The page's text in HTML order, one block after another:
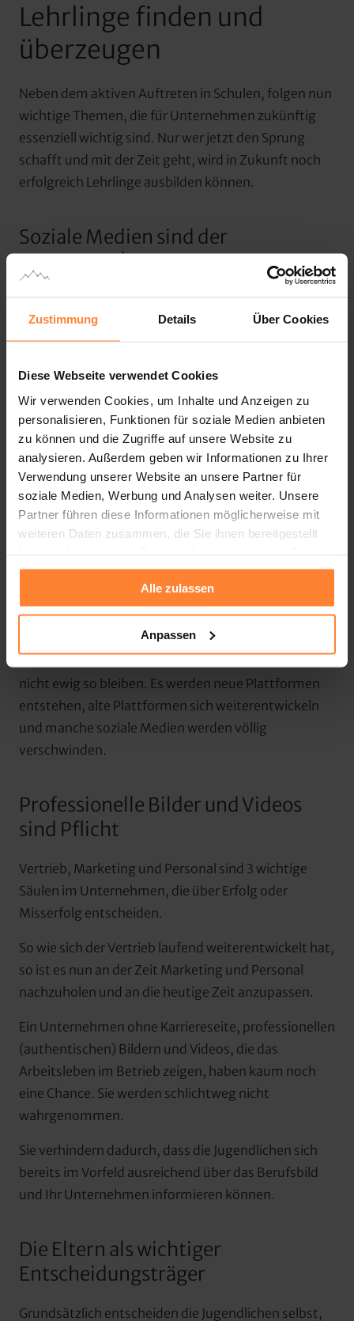
Zustimmung Details Über Cookies
Diese Webseite verwendet Cookies
Wir verwenden Cookies, um Inhalte und Anzeigen zu
personalisieren, Funktionen für soziale Medien anbieten
zu können und die Zugriffe auf unsere Website zu
analysieren. Außerdem geben wir Informationen zu Ihrer
Verwendung unserer Website an unsere Partner für
soziale Medien, Werbung und Analysen weiter. Unsere
Partner führen diese Informationen möglicherweise mit
weiteren Daten zusammen, die Sie ihnen bereitgestellt
gesammelt haben.
Alle zulassen
Anpassen
Lehrlinge finden und
überzeugen
Neben dem aktiven Auftreten in Schulen, folgen nun
wichtige Themen, die für Unternehmen zukünftig
essenziell wichtig sind. Nur wer jetzt den Sprung
schafft und mit der Zeit geht, wird in Zukunft noch
erfolgreich Lehrlinge ausbilden können.
Soziale Medien sind der
STANDARD!
je, denn man kann nun digital mit den Jugendlichen
in Kontakt treten. Diese sind gut darauf vorbereitet
Immer mehr Unternehmen erkennen das und
versuchen online Werbung zu schalten, dabei fällt
immer wieder auf, dass auf Facebook nach
Lehrlingen gesucht wird und im Anschluss wird
geklagt, dass das nichts bringt.
TikTok, Snapchat, Youtube und co. heißen die
heutigen Plattformen bei den Jugendlichen – „Auf
nicht ewig so bleiben. Es werden neue Plattformen
entstehen, alte Plattformen sich weiterentwickeln
und manche soziale Medien werden völlig
verschwinden.
Professionelle Bilder und Videos
sind Pflicht
Vertrieb, Marketing und Personal sind 3 wichtige
Säulen im Unternehmen, die über Erfolg oder
Misserfolg entscheiden.
So wie sich der Vertrieb laufend weiterentwickelt hat,
so ist es nun an der Zeit Marketing und Personal
nachzuholen und an die heutige Zeit anzupassen.
Ein Unternehmen ohne Karriereseite, professionellen
(authentischen) Bildern und Videos, die das
Arbeitsleben im Betrieb zeigen, haben kaum noch
eine Chance. Sie werden schlichtweg nicht
wahrgenommen.
Sie verhindern dadurch, dass die Jugendlichen sich
bereits im Vorfeld ausreichend über das Berufsbild
und Ihr Unternehmen informieren können.
Die Eltern als wichtiger
Entscheidungsträger
Grundsätzlich entscheiden die Jugendlichen selbst,